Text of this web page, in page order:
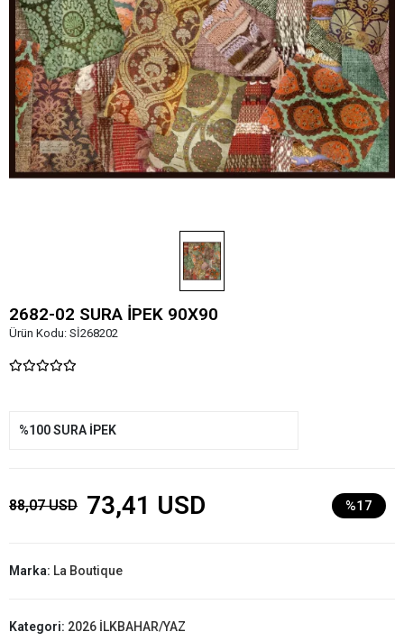
2682-02 SURA İPEK 90X90
Ürün Kodu: Sİ268202
%100 SURA İPEK
88,07 USD 73,41 USD %17
Marka: La Boutique
Kategori: 2026 İLKBAHAR/YAZ